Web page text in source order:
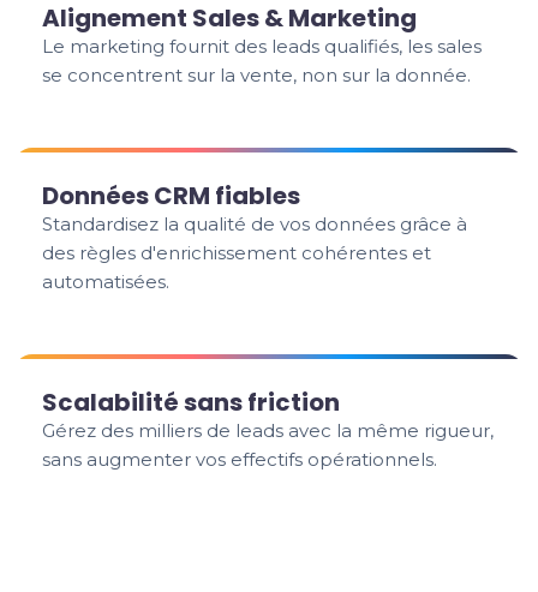
Alignement Sales & Marketing
Le marketing fournit des leads qualifiés, les sales
se concentrent sur la vente, non sur la donnée.
Données CRM fiables
Standardisez la qualité de vos données grâce à
des règles d'enrichissement cohérentes et
automatisées.
Scalabilité sans friction
Gérez des milliers de leads avec la même rigueur,
sans augmenter vos effectifs opérationnels.